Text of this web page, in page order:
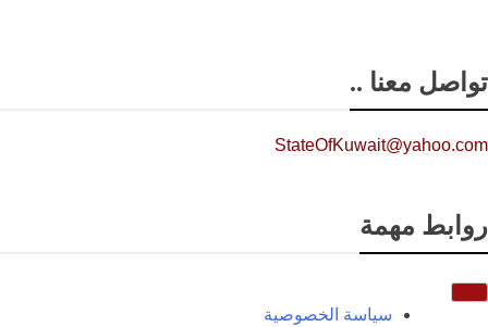
تواصل معنا ..
StateOfKuwait@yahoo.com
روابط مهمة
سياسة الخصوصية